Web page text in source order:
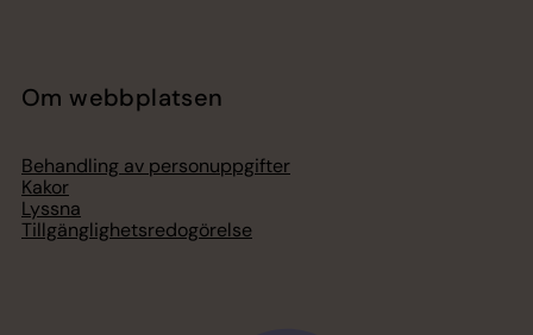
Om webbplatsen
Behandling av personuppgifter
Kakor
Lyssna
Tillgänglighetsredogörelse